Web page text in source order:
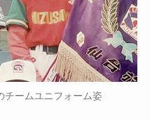
チームユニフォーム姿